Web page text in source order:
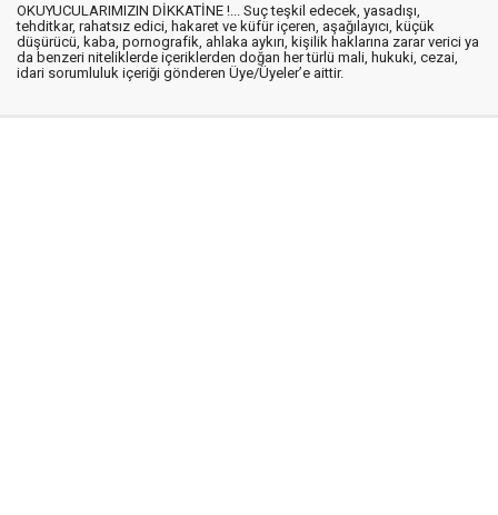
OKUYUCULARIMIZIN DİKKATİNE !... Suç teşkil edecek, yasadışı,
tehditkar, rahatsız edici, hakaret ve küfür içeren, aşağılayıcı, küçük
düşürücü, kaba, pornografik, ahlaka aykırı, kişilik haklarına zarar verici ya
da benzeri niteliklerde içeriklerden doğan her türlü mali, hukuki, cezai,
idari sorumluluk içeriği gönderen Üye/Üyeler’e aittir.